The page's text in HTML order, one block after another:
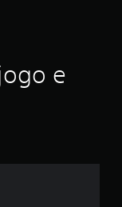
l
e
e